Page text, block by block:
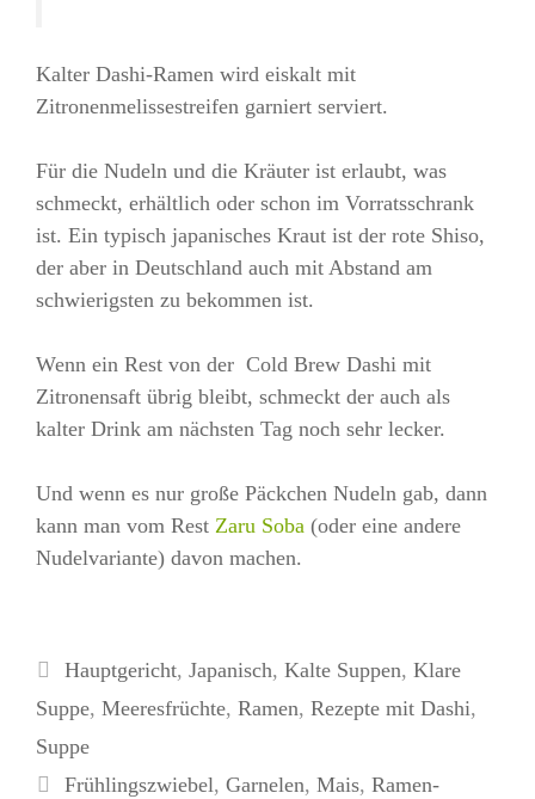
Kalter Dashi-Ramen wird eiskalt mit
Zitronenmelissestreifen garniert serviert.
Für die Nudeln und die Kräuter ist erlaubt, was
schmeckt, erhältlich oder schon im Vorratsschrank
ist. Ein typisch japanisches Kraut ist der rote Shiso,
der aber in Deutschland auch mit Abstand am
schwierigsten zu bekommen ist.
Wenn ein Rest von der Cold Brew Dashi mit
Zitronensaft übrig bleibt, schmeckt der auch als
kalter Drink am nächsten Tag noch sehr lecker.
Und wenn es nur große Päckchen Nudeln gab, dann
kann man vom Rest Zaru Soba (oder eine andere
Nudelvariante) davon machen.
Kategorien
Hauptgericht, Japanisch, Kalte Suppen, Klare
Suppe, Meeresfrüchte, Ramen, Rezepte mit Dashi,
Suppe
Schlagwörter
Frühlingszwiebel, Garnelen, Mais, Ramen-